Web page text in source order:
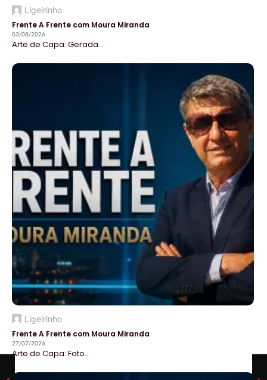
Ligeirinho
Frente A Frente com Moura Miranda
03/08/2026
Arte de Capa: Gerada...
Ligeirinho
Frente A Frente com Moura Miranda
27/07/2026
Arte de Capa: Foto...